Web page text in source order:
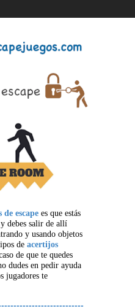
de escape es que estás
debes salir de allí
y usando objetos
de acertijos
de que te quedes
dudes en pedir ayuda
jugadores te